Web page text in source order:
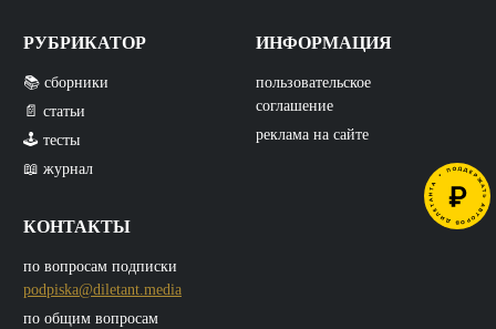
РУБРИКАТОР
📚 сборники
📄 статьи
🕹️ тесты
📖 журнал
КОНТАКТЫ
по вопросам подписки
podpiska@diletant.media
по общим вопросам
ИНФОРМАЦИЯ
пользовательское
соглашение
реклама на сайте